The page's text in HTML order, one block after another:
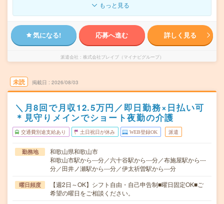
もっと見る
気になる! 応募へ進む 詳しく見る
派遣会社 株式会社ブレイブ（マイナビグループ）
未読 掲載日 2026/08/03
＼月8回で月収12.5万円／即日勤務×日払い可
＊見守りメインでショート夜勤の介護
交通費別途支給あり 土日祝日が休み WEB登録OK 派遣
勤務地
和歌山県和歌山市
和歌山市駅から---分／六十谷駅から---分／布施屋駅から---
分／田井ノ瀬駅から---分／伊太祈曽駅から---分
曜日頻度
【週2日～OK】シフト自由・自己申告制■曜日固定OK■ご
希望の曜日をご相談ください。